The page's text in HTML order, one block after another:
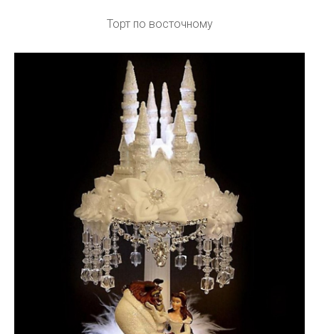
Торт по восточному